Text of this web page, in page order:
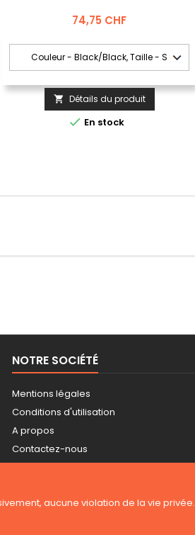
Prix
74,75 CHF
 Détails du produit
 En stock
NOTRE SOCIÉTÉ
Mentions légales
Conditions d'utilisation
A propos
Contactez-nous
Plan du site
aucune violation de la vie privée.